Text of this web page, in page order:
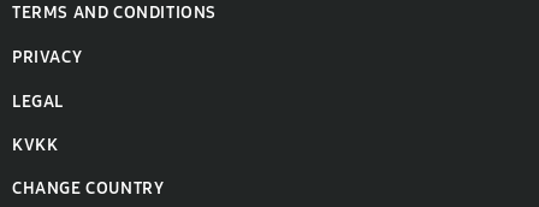
TERMS AND CONDITIONS
PRIVACY
LEGAL
KVKK
CHANGE COUNTRY